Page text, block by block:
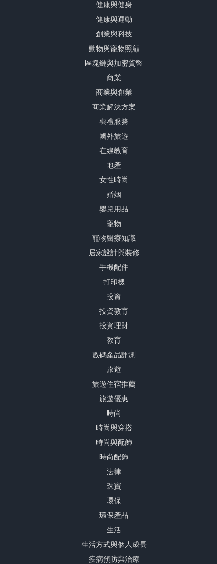
健康與健身
健康與運動
創業與科技
動物與寵物照顧
區塊鏈與加密貨幣
商業
商業與創業
商業解決方案
喪禮服務
國外旅遊
在線教育
地產
女性時尚
婚姻
嬰兒用品
寵物
寵物醫療知識
居家設計與裝修
手機配件
打印機
投資
投資教育
投資理財
教育
數碼產品評測
旅遊
旅遊住宿推薦
旅遊優惠
時尚
時尚與穿搭
時尚與配飾
時尚配飾
法律
珠寶
環保
環保產品
生活
生活方式與個人成長
疾病預防與治療